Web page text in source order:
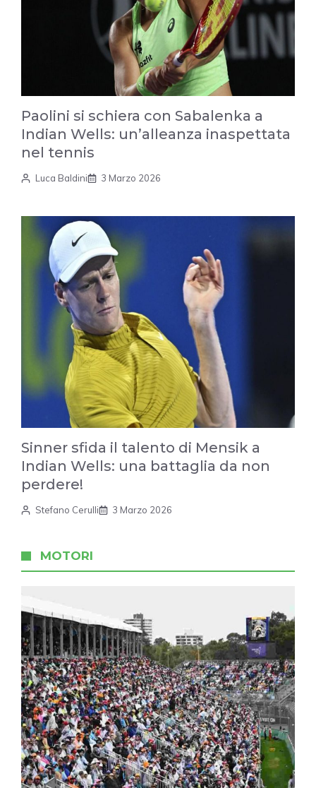
Paolini si schiera con Sabalenka a
Indian Wells: un’alleanza inaspettata
nel tennis
Luca Baldini 3 Marzo 2026
Sinner sfida il talento di Mensik a
Indian Wells: una battaglia da non
perdere!
Stefano Cerulli 3 Marzo 2026
MOTORI